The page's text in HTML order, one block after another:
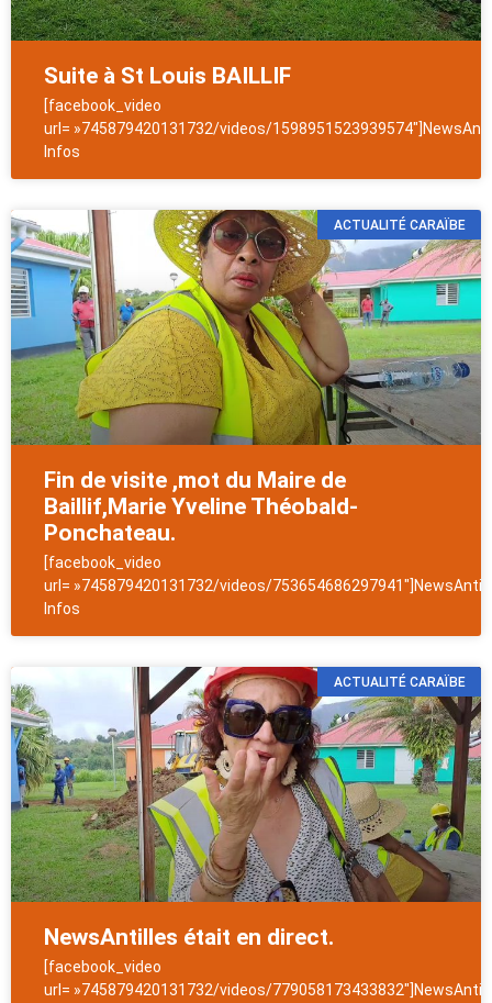
Suite à St Louis BAILLIF
[facebook_video
url= »745879420131732/videos/
Infos
ACTUALITÉ CARAÏBE
Fin de visite ,mot du Maire de
Baillif,Marie Yveline Théobald-
Ponchateau.
[facebook_video
url= »745879420131732/videos/
Infos
ACTUALITÉ CARAÏBE
NewsAntilles était en direct.
[facebook_video
url= »745879420131732/videos/